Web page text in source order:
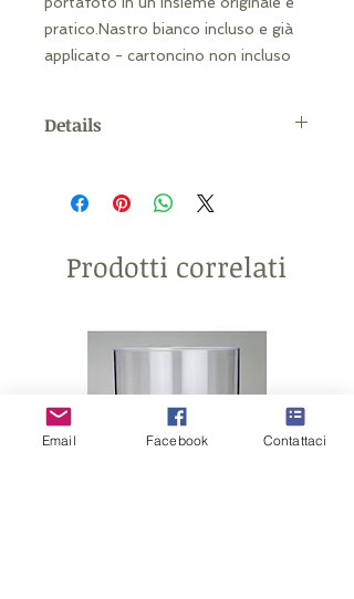
pratico.Nastro bianco incluso e già
applicato - cartoncino non incluso
Details
Prodotti correlati
Email Facebook Contattaci